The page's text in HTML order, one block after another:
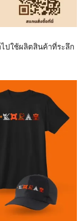
ปใช้ผลิตสินค้าที่ระลึก